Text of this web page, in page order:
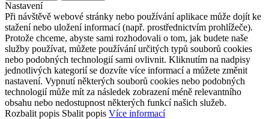
Nastavení
Při návštěvě webové stránky nebo používání aplikace může dojít ke
stažení nebo uložení informací (např. prostřednictvím prohlížeče).
Protože chceme, abyste sami rozhodovali o tom, jak budete naše
služby používat, můžete používání určitých typů souborů cookies
nebo podobných technologií sami ovlivnit. Kliknutím na nadpisy
jednotlivých kategorií se dozvíte více informací a můžete změnit
nastavení. Vypnutí některých souborů cookies nebo podobných
technologií může mít za následek zobrazení méně relevantního
obsahu nebo nedostupnost některých funkcí našich služeb.
Rozbalit popis Sbalit popis Více informací